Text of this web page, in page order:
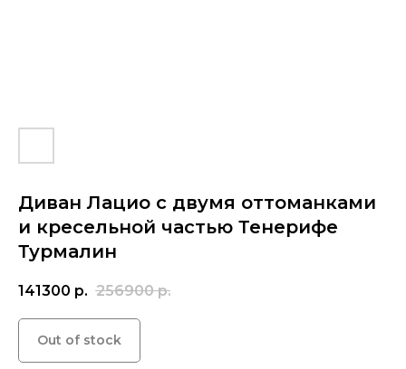
Диван Лацио с двумя оттоманками
и кресельной частью Тенерифе
Турмалин
141300 р. 256900 р.
Out of stock